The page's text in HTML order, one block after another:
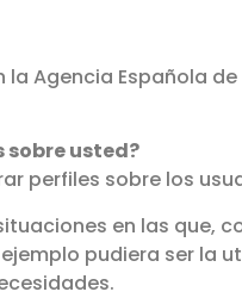
la Agencia Española
sobre usted?
perfiles sobre los
en las que,
pudiera ser la